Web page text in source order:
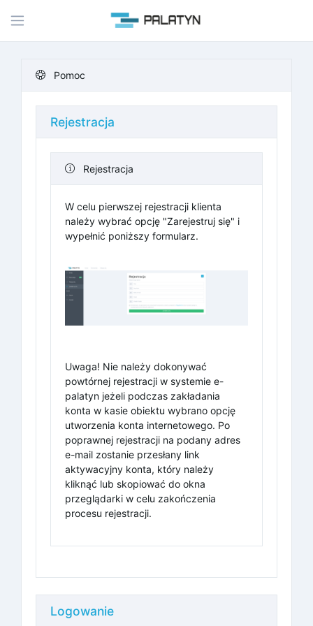
Pomoc
Rejestracja
Rejestracja
W celu pierwszej rejestracji klienta
należy wybrać opcję "Zarejestruj się" i
wypełnić poniższy formularz.
Uwaga! Nie należy dokonywać
powtórnej rejestracji w systemie e-
palatyn jeżeli podczas zakładania
konta w kasie obiektu wybrano opcję
utworzenia konta internetowego. Po
poprawnej rejestracji na podany adres
e-mail zostanie przesłany link
aktywacyjny konta, który należy
kliknąć lub skopiować do okna
przeglądarki w celu zakończenia
procesu rejestracji.
Logowanie